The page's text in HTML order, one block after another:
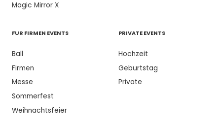
Magic Mirror X
FUR FIRMEN EVENTS
Ball
Firmen
Messe
Sommerfest
Weihnachtsfeier
PRIVATE EVENTS
Hochzeit
Geburtstag
Private